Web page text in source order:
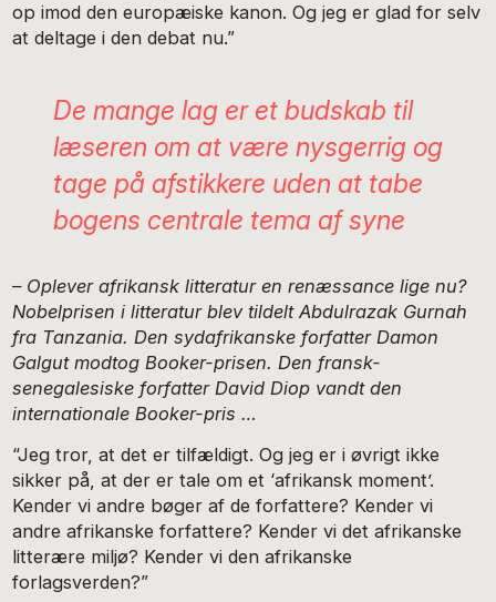
op imod den europæiske kanon. Og jeg er glad for selv
at deltage i den debat nu.”
De mange lag er et budskab til
læseren om at være nysgerrig og
tage på afstikkere uden at tabe
bogens centrale tema af syne
– Oplever afrikansk litteratur en renæssance lige nu?
Nobelprisen i litteratur blev tildelt Abdulrazak Gurnah
fra Tanzania. Den sydafrikanske forfatter Damon
Galgut modtog Booker-prisen. Den fransk-
senegalesiske forfatter David Diop vandt den
internationale Booker-pris …
“Jeg tror, at det er tilfældigt. Og jeg er i øvrigt ikke
sikker på, at der er tale om et ‘afrikansk moment’.
Kender vi andre bøger af de forfattere? Kender vi
andre afrikanske forfattere? Kender vi det afrikanske
litterære miljø? Kender vi den afrikanske
forlagsverden?”